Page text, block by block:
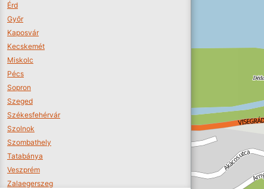
Érd
Győr
Kaposvár
Kecskemét
Miskolc
Pécs
Sopron
Szeged
Székesfehérvár
Szolnok
Szombathely
Tatabánya
Veszprém
Zalaegerszeg